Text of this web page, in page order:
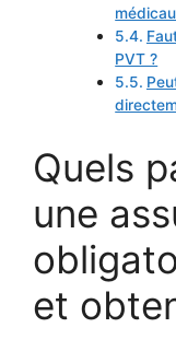
PVT ?
Quels
une
et